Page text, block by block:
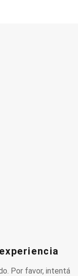
Por favor, intentá